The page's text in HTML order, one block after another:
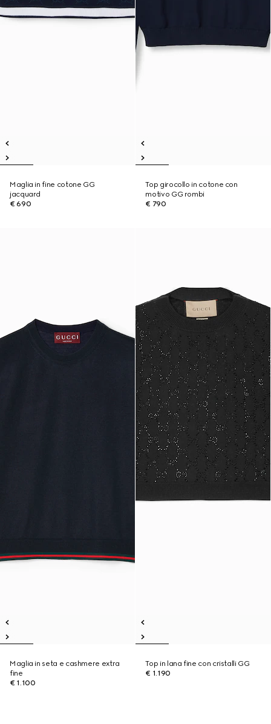
Maglia in fine cotone GG
jacquard
€ 690
Top girocollo in cotone con
motivo GG rombi
€ 790
Maglia in seta e cashmere extra
fine
€ 1.100
Top in lana fine con cristalli GG
€ 1.190